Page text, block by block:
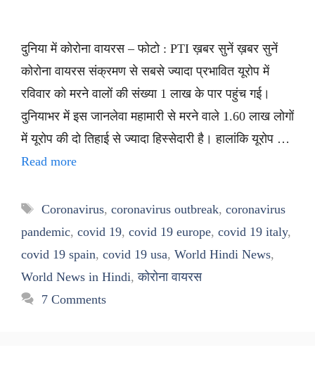
दुनिया में कोरोना वायरस – फोटो : PTI ख़बर सुनें ख़बर सुनें
कोरोना वायरस संक्रमण से सबसे ज्यादा प्रभावित यूरोप में
रविवार को मरने वालों की संख्या 1 लाख के पार पहुंच गई।
दुनियाभर में इस जानलेवा महामारी से मरने वाले 1.60 लाख लोगों
में यूरोप की दो तिहाई से ज्यादा हिस्सेदारी है। हालांकि यूरोप …
Read more
Tags
Coronavirus, coronavirus outbreak, coronavirus
pandemic, covid 19, covid 19 europe, covid 19 italy,
covid 19 spain, covid 19 usa, World Hindi News,
World News in Hindi,कोरोना वायरस
7 Comments